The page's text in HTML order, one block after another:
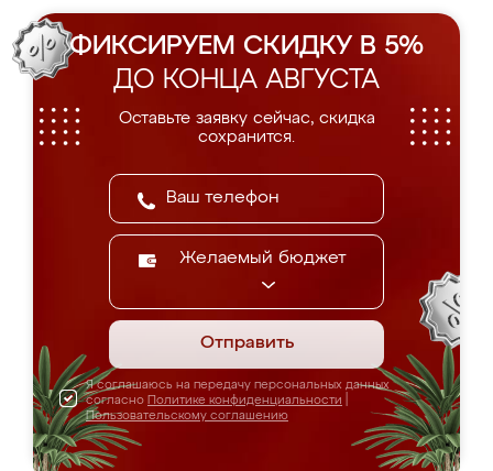
ФИКСИРУЕМ СКИДКУ В 5%
ДО КОНЦА АВГУСТА
Оставьте заявку сейчас, скидка
сохранится.
Желаемый бюджет
Отправить
Я соглашаюсь на передачу персональных данных
согласно Политике конфиденциальности
Пользовательскому соглашению